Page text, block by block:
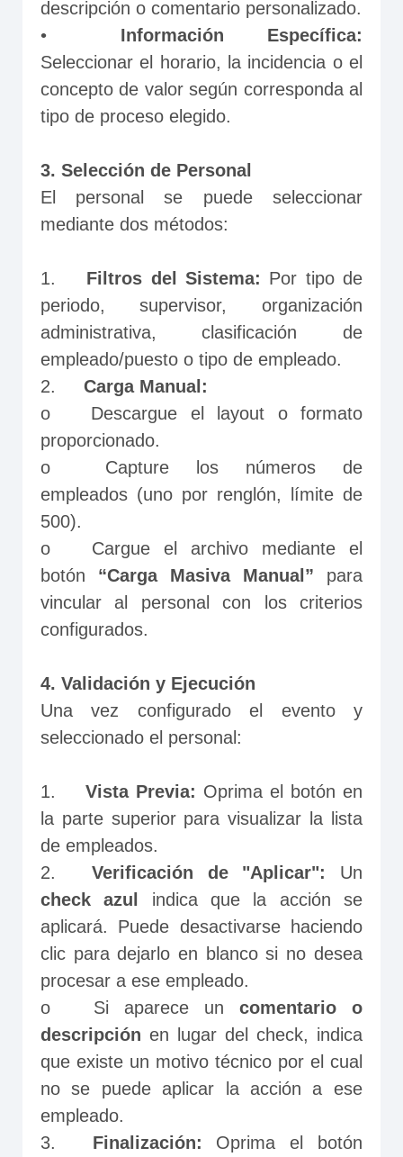
descripción o comentario personalizado.
Información Específica:
Seleccionar el horario, la incidencia o el
concepto de valor según corresponda al
tipo de proceso elegido.
3. Selección de Personal
El personal se puede seleccionar
mediante dos métodos:
Filtros del Sistema: Por tipo de
periodo, supervisor, organización
administrativa, clasificación de
empleado/puesto o tipo de empleado.
Carga Manual:
o	Descargue el layout o formato
proporcionado.
o	Capture los números de
empleados (uno por renglón, límite de
500).
o	Cargue el archivo mediante el
botón “Carga Masiva Manual” para
vincular al personal con los criterios
configurados.
4. Validación y Ejecución
Una vez configurado el evento y
seleccionado el personal:
Vista Previa: Oprima el botón en
la parte superior para visualizar la lista
de empleados.
2. Verificación de "Aplicar":
Un
check azul
indica que la acción se
aplicará. Puede desactivarse haciendo
clic para dejarlo en blanco si no desea
procesar a ese empleado.
o	Si aparece un comentario o
descripción en lugar del check, indica
que existe un motivo técnico por el cual
no se puede aplicar la acción a ese
empleado.
Finalización: